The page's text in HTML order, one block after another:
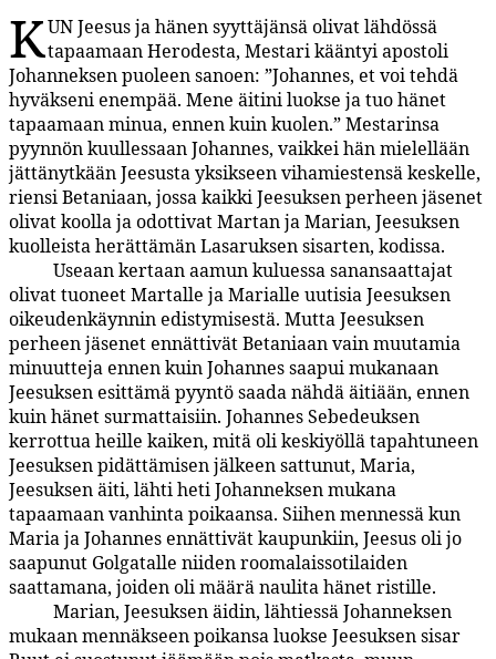
KUN Jeesus ja hänen syyttäjänsä olivat lähdössä
tapaamaan Herodesta, Mestari kääntyi apostoli
Johanneksen puoleen sanoen: ”Johannes, et voi tehdä
hyväkseni enempää. Mene äitini luokse ja tuo hänet
tapaamaan minua, ennen kuin kuolen.” Mestarinsa
pyynnön kuullessaan Johannes, vaikkei hän mielellään
jättänytkään Jeesusta yksikseen vihamiestensä keskelle,
riensi Betaniaan, jossa kaikki Jeesuksen perheen jäsenet
olivat koolla ja odottivat Martan ja Marian, Jeesuksen
kuolleista herättämän Lasaruksen sisarten, kodissa.
Useaan kertaan aamun kuluessa sanansaattajat
olivat tuoneet Martalle ja Marialle uutisia Jeesuksen
oikeudenkäynnin edistymisestä. Mutta Jeesuksen
perheen jäsenet ennättivät Betaniaan vain muutamia
minuutteja ennen kuin Johannes saapui mukanaan
Jeesuksen esittämä pyyntö saada nähdä äitiään, ennen
kuin hänet surmattaisiin. Johannes Sebedeuksen
kerrottua heille kaiken, mitä oli keskiyöllä tapahtuneen
Jeesuksen pidättämisen jälkeen sattunut, Maria,
Jeesuksen äiti, lähti heti Johanneksen mukana
tapaamaan vanhinta poikaansa. Siihen mennessä kun
Maria ja Johannes ennättivät kaupunkiin, Jeesus oli jo
saapunut Golgatalle niiden roomalaissotilaiden
saattamana, joiden oli määrä naulita hänet ristille.
Marian, Jeesuksen äidin, lähtiessä Johanneksen
mukaan mennäkseen poikansa luokse Jeesuksen sisar